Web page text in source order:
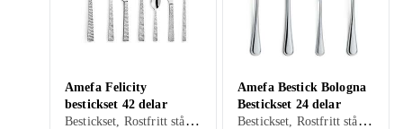
Amefa Felicity
bestickset 42 delar
Bestickset, Rostfritt stål, 42 st
Amefa Bestick Bologna
Bestickset 24 delar
Bestickset, Rostfritt stål, 24 st